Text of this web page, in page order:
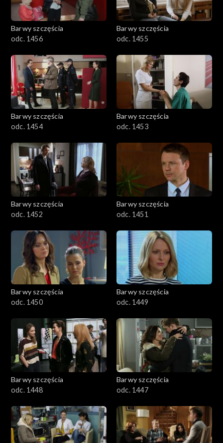
Barwy szczęścia
odc. 1456
Barwy szczęścia
odc. 1455
Barwy szczęścia
odc. 1454
Barwy szczęścia
odc. 1453
Barwy szczęścia
odc. 1452
Barwy szczęścia
odc. 1451
Barwy szczęścia
odc. 1450
Barwy szczęścia
odc. 1449
Barwy szczęścia
odc. 1448
Barwy szczęścia
odc. 1447